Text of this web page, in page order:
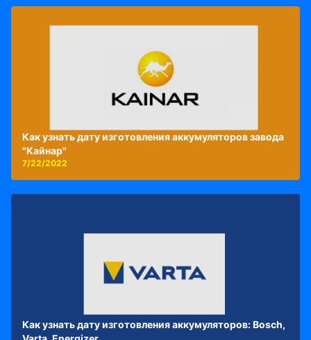
Как узнать дату изготовления аккумуляторов завода
"Кайнар"
7/22/2022
Как узнать дату изготовления аккумуляторов: Bosch,